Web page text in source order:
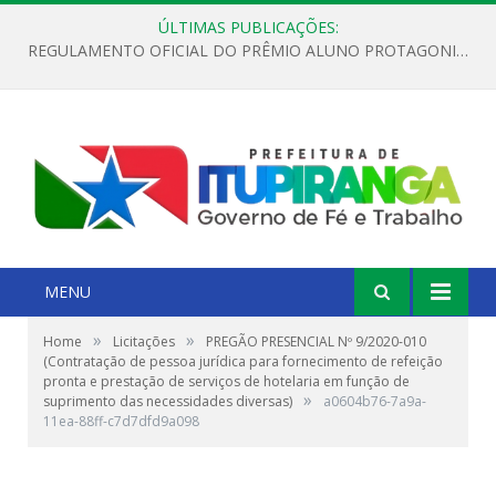
ÚLTIMAS PUBLICAÇÕES:
REGULAMENTO OFICIAL DO PRÊMIO ALUNO PROTAGONISTA – EDIÇÃO 2026
MENU
Home » Licitações »
PREGÃO PRESENCIAL Nº 9/2020-010
(Contratação de pessoa jurídica para fornecimento de refeição
pronta e prestação de serviços de hotelaria em função de
suprimento das necessidades diversas) »
a0604b76-7a9a-
11ea-88ff-c7d7dfd9a098